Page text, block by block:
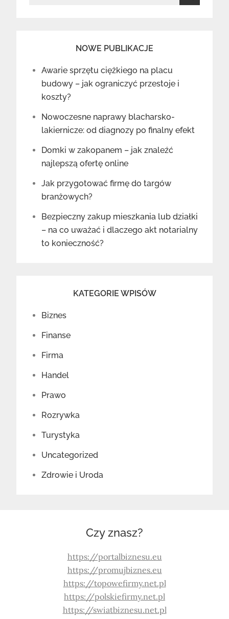
NOWE PUBLIKACJE
Awarie sprzętu ciężkiego na placu
budowy – jak ograniczyć przestoje i
koszty?
Nowoczesne naprawy blacharsko-
lakiernicze: od diagnozy po finalny efekt
Domki w zakopanem – jak znaleźć
najlepszą ofertę online
Jak przygotować firmę do targów
branżowych?
Bezpieczny zakup mieszkania lub działki
– na co uważać i dlaczego akt notarialny
to konieczność?
KATEGORIE WPISÓW
Biznes
Finanse
Firma
Handel
Prawo
Rozrywka
Turystyka
Uncategorized
Zdrowie i Uroda
Czy znasz?
https://portalbiznesu.eu
https://promujbiznes.eu
https://topowefirmy.net.pl
https://polskiefirmy.net.pl
https://swiatbiznesu.net.pl